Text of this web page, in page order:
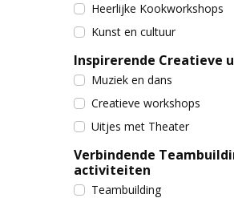
Heerlijke Kookworkshops
Kunst en cultuur
Inspirerende Creatieve
Muziek en dans
Creatieve workshops
Uitjes met Theater
Verbindende
activiteiten
Teambuilding